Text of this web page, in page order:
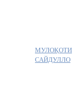
МУЛОҚОТИ
САЙДУЛЛО